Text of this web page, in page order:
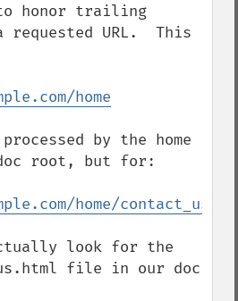
honor trailing
URL.  This
home
by the home
root, but for:
home/
look for the
file in our doc